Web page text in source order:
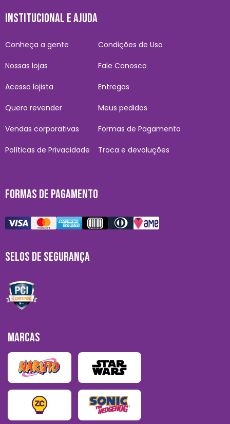
INSTITUCIONAL E AJUDA
Conheça a gente
Nossas lojas
Acesso lojista
Quero revender
Vendas corporativas
Políticas de Privacidade
Condições de Uso
Fale Conosco
Entregas
Meus pedidos
Formas de Pagamento
Troca e devoluções
FORMAS DE PAGAMENTO
SELOS DE SEGURANÇA
MARCAS